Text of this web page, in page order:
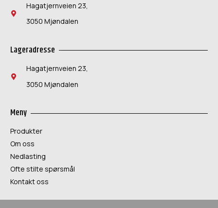
Hagatjernveien 23,
3050 Mjøndalen
Lageradresse
Hagatjernveien 23,
3050 Mjøndalen
Meny
Produkter
Om oss
Nedlasting
Ofte stilte spørsmål
Kontakt oss